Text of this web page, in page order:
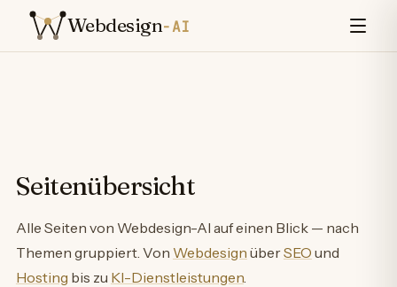
Zum Inhalt springen
Webdesign-AI
Seitenübersicht
Alle Seiten von Webdesign-AI auf einen Blick — nach
Themen gruppiert. Von Webdesign überSEO und
Hosting bis zu KI-Dienstleistungen.